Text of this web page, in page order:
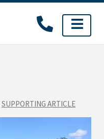
SUPPORTING ARTICLE